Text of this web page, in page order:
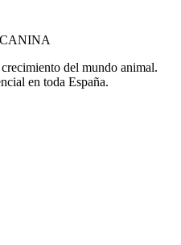
del mundo animal.
en toda España.